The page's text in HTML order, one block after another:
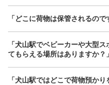
保管できる荷物数
大 :18/ ¥700中:6/ ¥500小:7/
支払い方法
現金, ICカード
「どこに荷物は保管されるので
「犬山駅でベビーカーや大型
てもらえる場所はありますか？」
「犬山駅ではどこで荷物預かり